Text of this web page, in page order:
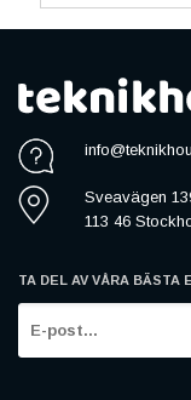
Sveavägen
113 46
TA DEL AV VÅRA BÄSTA